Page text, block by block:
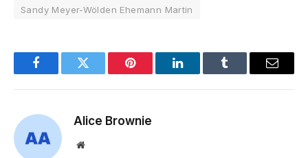
Sandy Meyer-Wölden Ehemann Martin
FacebookTwitter Pinterest LinkedInTumblr Email
Alice Brownie
Website